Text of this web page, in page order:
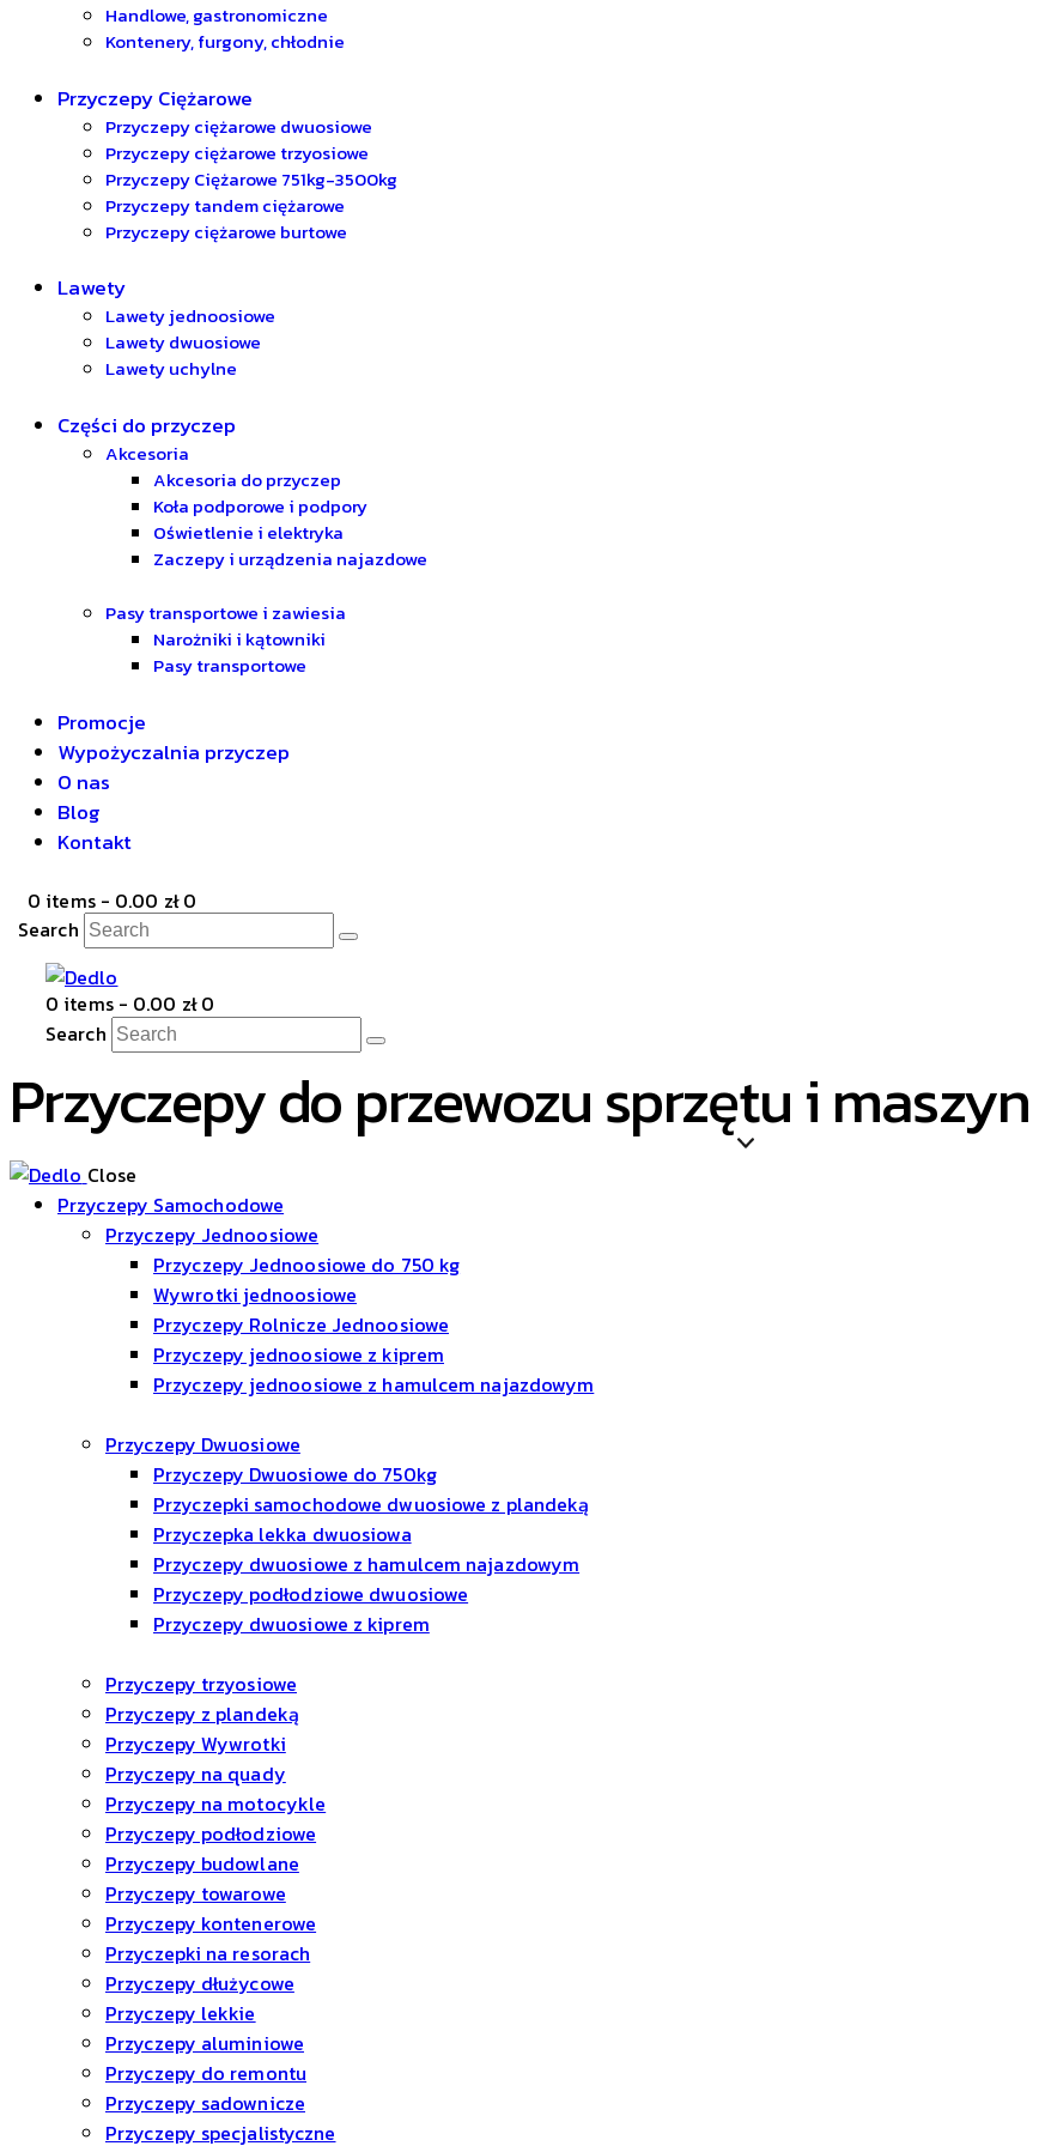
Handlowe, gastronomiczne
Kontenery, furgony, chłodnie
Przyczepy Ciężarowe
Przyczepy ciężarowe dwuosiowe
Przyczepy ciężarowe trzyosiowe
Przyczepy Ciężarowe 751kg-3500kg
Przyczepy tandem ciężarowe
Przyczepy ciężarowe burtowe
Lawety
Lawety jednoosiowe
Lawety dwuosiowe
Lawety uchylne
Części do przyczep
Akcesoria
Akcesoria do przyczep
Koła podporowe i podpory
Oświetlenie i elektryka
Zaczepy i urządzenia najazdowe
Pasy transportowe i zawiesia
Narożniki i kątowniki
Pasy transportowe
Promocje
Wypożyczalnia przyczep
O nas
Blog
Kontakt
0 items - 0.00 zł 0
Search
0 items - 0.00 zł 0
Search
Przyczepy do przewozu sprzętu i
Close
Przyczepy Samochodowe
Przyczepy Jednoosiowe
Przyczepy Jednoosiowe do 750 kg
Wywrotki jednoosiowe
Przyczepy Rolnicze Jednoosiowe
Przyczepy jednoosiowe z kiprem
Przyczepy jednoosiowe z hamulcem najazdowym
Przyczepy Dwuosiowe
Przyczepy Dwuosiowe do 750kg
Przyczepki samochodowe dwuosiowe z plandeką
Przyczepka lekka dwuosiowa
Przyczepy dwuosiowe z hamulcem najazdowym
Przyczepy podłodziowe dwuosiowe
Przyczepy dwuosiowe z kiprem
Przyczepy trzyosiowe
Przyczepy z plandeką
Przyczepy Wywrotki
Przyczepy na quady
Przyczepy na motocykle
Przyczepy podłodziowe
Przyczepy budowlane
Przyczepy towarowe
Przyczepy kontenerowe
Przyczepki na resorach
Przyczepy dłużycowe
Przyczepy lekkie
Przyczepy aluminiowe
Przyczepy do remontu
Przyczepy sadownicze
Przyczepy specjalistyczne